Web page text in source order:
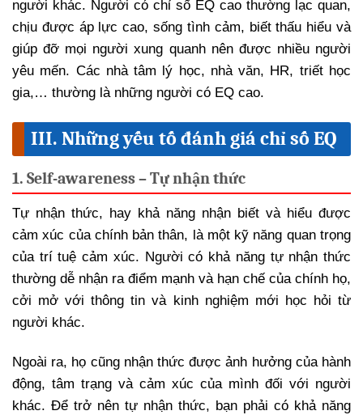
người khác. Người có chỉ số EQ cao thường lạc quan,
chịu được áp lực cao, sống tình cảm, biết thấu hiểu và
giúp đỡ mọi người xung quanh nên được nhiều người
yêu mến. Các nhà tâm lý học, nhà văn, HR, triết học
gia,… thường là những người có EQ cao.
III. Những yếu tố đánh giá chỉ số EQ
1. Self-awareness – Tự nhận thức
Tự nhận thức, hay khả năng nhận biết và hiểu được
cảm xúc của chính bản thân, là một kỹ năng quan trọng
của trí tuệ cảm xúc. Người có khả năng tự nhận thức
thường dễ nhận ra điểm mạnh và hạn chế của chính họ,
cởi mở với thông tin và kinh nghiệm mới học hỏi từ
người khác.
Ngoài ra, họ cũng nhận thức được ảnh hưởng của hành
động, tâm trạng và cảm xúc của mình đối với người
khác. Để trở nên tự nhận thức, bạn phải có khả năng